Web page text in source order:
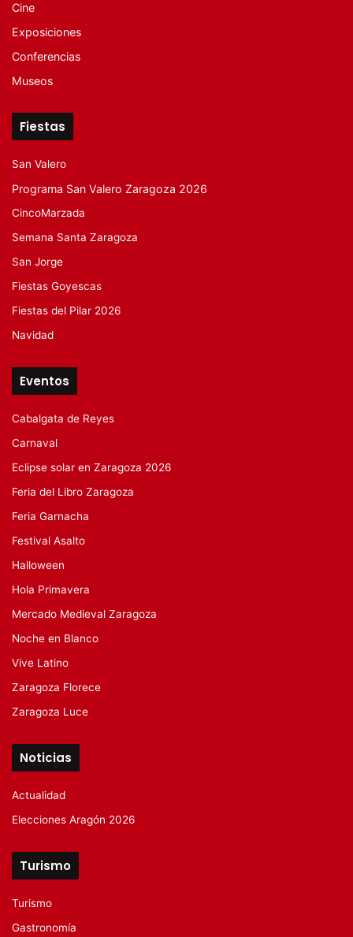
Cine
Exposiciones
Conferencias
Museos
Fiestas
San Valero
Programa San Valero Zaragoza 2026
CincoMarzada
Semana Santa Zaragoza
San Jorge
Fiestas Goyescas
Fiestas del Pilar 2026
Navidad
Eventos
Cabalgata de Reyes
Carnaval
Eclipse solar en Zaragoza 2026
Feria del Libro Zaragoza
Feria Garnacha
Festival Asalto
Halloween
Hola Primavera
Mercado Medieval Zaragoza
Noche en Blanco
Vive Latino
Zaragoza Florece
Zaragoza Luce
Noticias
Actualidad
Elecciones Aragón 2026
Turismo
Turismo
Gastronomía